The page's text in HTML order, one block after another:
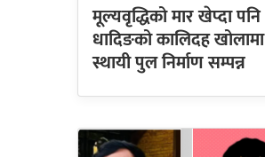
मूल्यवृद्धिको मार खेप्दा पनि
धादिङको कालिदह खोलामा
स्थायी पुल निर्माण सम्पन्न